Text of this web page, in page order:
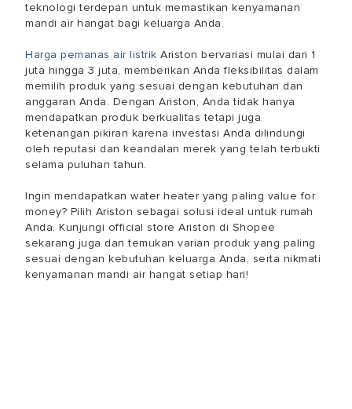
teknologi terdepan untuk memastikan kenyamanan
mandi air hangat bagi keluarga Anda.
Harga pemanas air listrik Ariston bervariasi mulai dari 1
juta hingga 3 juta, memberikan Anda fleksibilitas dalam
memilih produk yang sesuai dengan kebutuhan dan
anggaran Anda. Dengan Ariston, Anda tidak hanya
mendapatkan produk berkualitas tetapi juga
ketenangan pikiran karena investasi Anda dilindungi
oleh reputasi dan keandalan merek yang telah terbukti
selama puluhan tahun.
Ingin mendapatkan water heater yang paling value for
money? Pilih Ariston sebagai solusi ideal untuk rumah
Anda. Kunjungi official store Ariston di Shopee
sekarang juga dan temukan varian produk yang paling
sesuai dengan kebutuhan keluarga Anda, serta nikmati
kenyamanan mandi air hangat setiap hari!